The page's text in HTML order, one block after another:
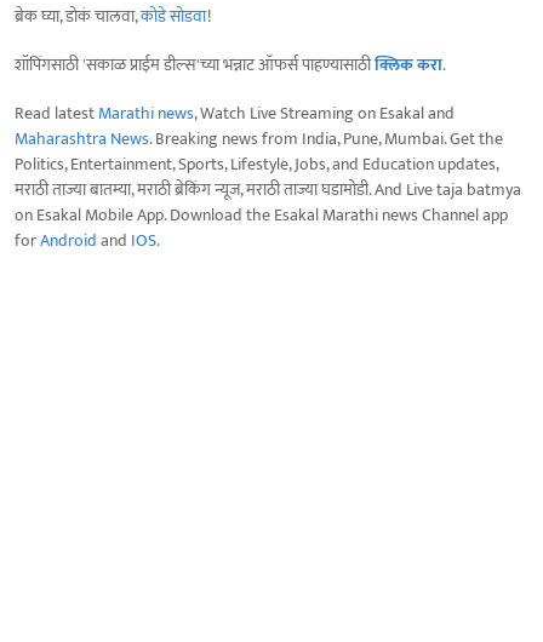
ब्रेक घ्या, डोकं चालवा,कोडे सोडवा!
शॉपिंगसाठी 'सकाळ प्राईम डील्स'च्या भन्नाट ऑफर्स पाहण्यासाठीक्लिक करा.
Read latestMarathi news, Watch Live Streaming on Esakal and
Maharashtra News. Breaking news from India, Pune, Mumbai. Get the
Politics, Entertainment, Sports, Lifestyle, Jobs, and Education updates,
मराठी ताज्या बातम्या, मराठी ब्रेकिंग न्यूज, मराठी ताज्या घडामोडी. And Live taja batmya
on Esakal Mobile App. Download the Esakal Marathi news Channel app
forAndroidand IOS.